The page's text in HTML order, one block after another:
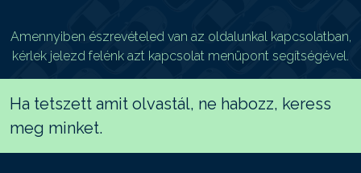
Amennyiben észrevételed van az oldalunkal kapcsolatban,
kérlek jelezd felénk azt kapcsolat menüpont segítségével.
Ha tetszett amit olvastál, ne habozz, keress
meg minket.